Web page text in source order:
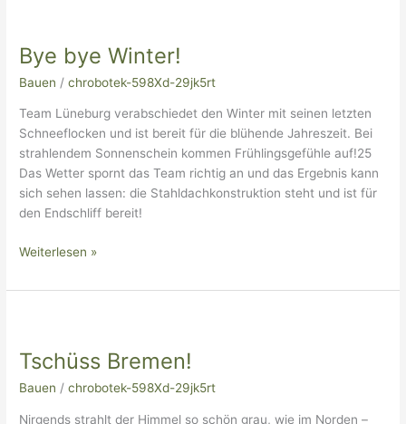
Bye bye Winter!
Bauen /chrobotek-598Xd-29jk5rt
Team Lüneburg verabschiedet den Winter mit seinen letzten
Schneeflocken und ist bereit für die blühende Jahreszeit. Bei
strahlendem Sonnenschein kommen Frühlingsgefühle auf!25
Das Wetter spornt das Team richtig an und das Ergebnis kann
sich sehen lassen: die Stahldachkonstruktion steht und ist für
den Endschliff bereit!
Winter!
Weiterlesen »
Tschüss Bremen!
Bauen /chrobotek-598Xd-29jk5rt
Nirgends strahlt der Himmel so schön grau, wie im Norden –